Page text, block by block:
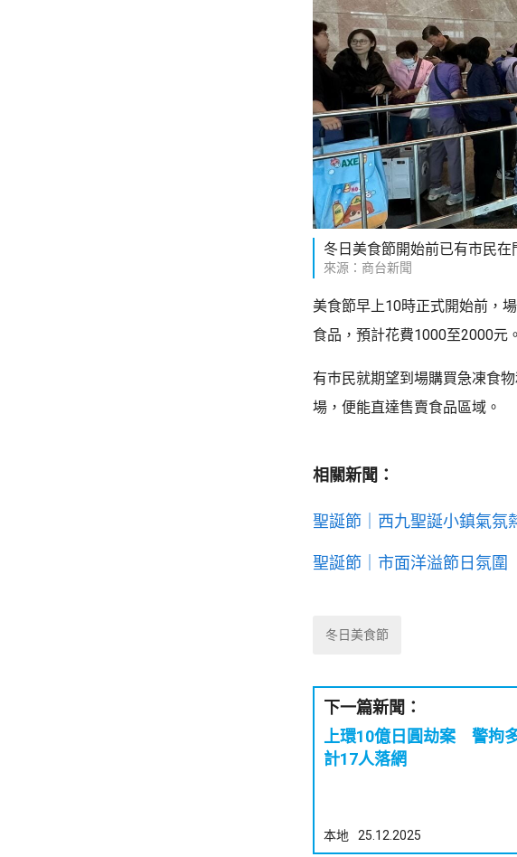
冬日美食節開始前已有市民
來源：商台新聞
美食節早上10時正式開始前，
食品，預計花費1000至2000元
有巿民就期望到場購買急凍食
場，便能直達售賣食品區域。
相關新聞：
聖誕節｜西九聖誕小鎮氣氛
聖誕節｜市面洋溢節日氛
冬日美食節
下一篇新聞：
上環10億日圓劫案 警拘
計17人落網
本地 25.12.2025